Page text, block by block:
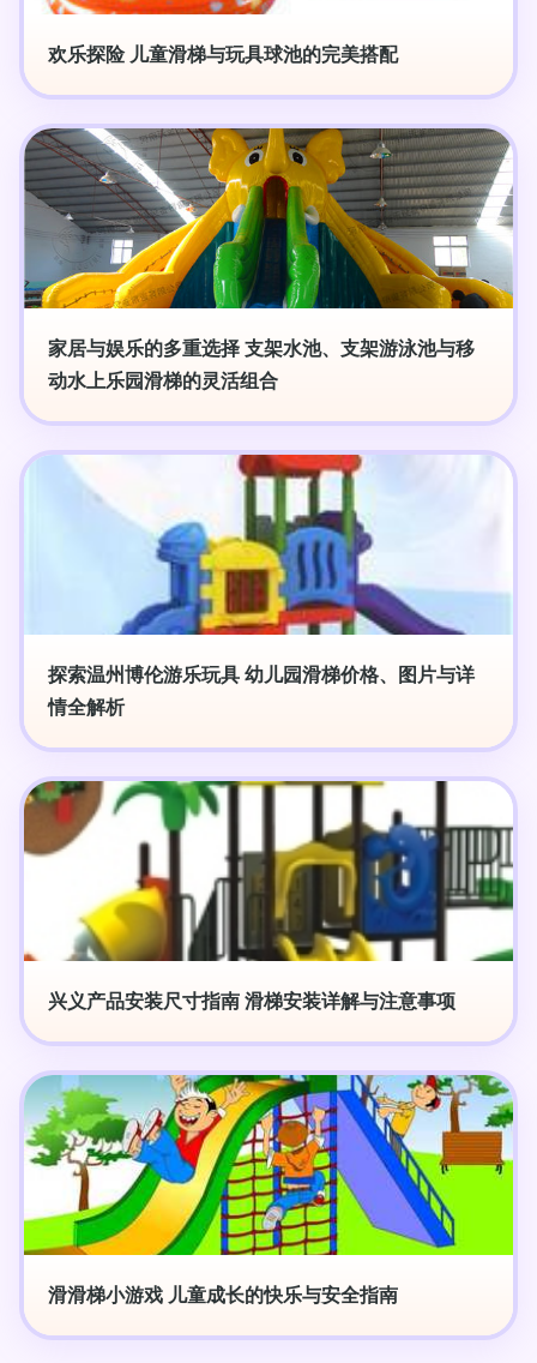
欢乐探险 儿童滑梯与玩具球池的完美搭配
家居与娱乐的多重选择 支架水池、支架游泳池与移
动水上乐园滑梯的灵活组合
探索温州博伦游乐玩具 幼儿园滑梯价格、图片与详
情全解析
兴义产品安装尺寸指南 滑梯安装详解与注意事项
滑滑梯小游戏 儿童成长的快乐与安全指南